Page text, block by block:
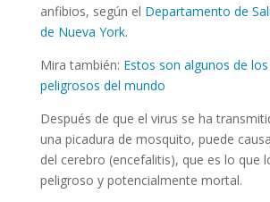
anfibios, según el Departamento de
de Nueva York.
Mira también: Estos son algunos de
peligrosos del mundo
Después de que el virus se ha
una picadura de mosquito, puede
del cerebro (encefalitis), que es lo que
peligroso y potencialmente mortal.